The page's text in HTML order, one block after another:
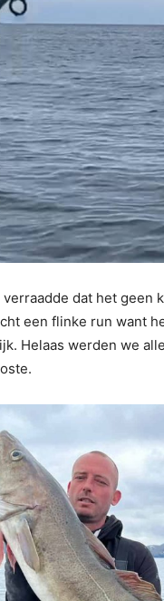
dat het geen
een flinke run want
Helaas werden we